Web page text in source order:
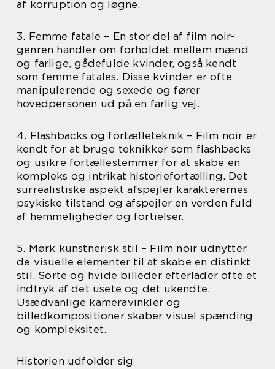
af korruption og løgne.
3. Femme fatale – En stor del af film noir-
genren handler om forholdet mellem mænd
og farlige, gådefulde kvinder, også kendt
som femme fatales. Disse kvinder er ofte
manipulerende og sexede og fører
hovedpersonen ud på en farlig vej.
4. Flashbacks og fortælleteknik – Film noir er
kendt for at bruge teknikker som flashbacks
og usikre fortællestemmer for at skabe en
kompleks og intrikat historiefortælling. Det
surrealistiske aspekt afspejler karakterernes
psykiske tilstand og afspejler en verden fuld
af hemmeligheder og fortielser.
5. Mørk kunstnerisk stil – Film noir udnytter
de visuelle elementer til at skabe en distinkt
stil. Sorte og hvide billeder efterlader ofte et
indtryk af det usete og det ukendte.
Usædvanlige kameravinkler og
billedkompositioner skaber visuel spænding
og kompleksitet.
Historien udfolder sig